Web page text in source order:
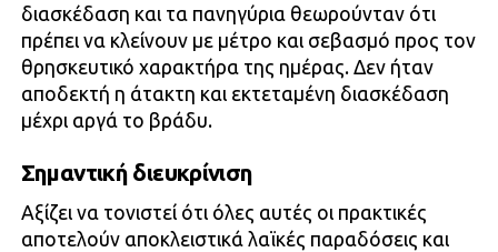
διασκέδαση και τα πανηγύρια θεωρούνταν ότι
πρέπει να κλείνουν με μέτρο και σεβασμό προς τον
θρησκευτικό χαρακτήρα της ημέρας. Δεν ήταν
αποδεκτή η άτακτη και εκτεταμένη διασκέδαση
μέχρι αργά το βράδυ.
Σημαντική διευκρίνιση
Αξίζει να τονιστεί ότι όλες αυτές οι πρακτικές
αποτελούν αποκλειστικά λαϊκές παραδόσεις και